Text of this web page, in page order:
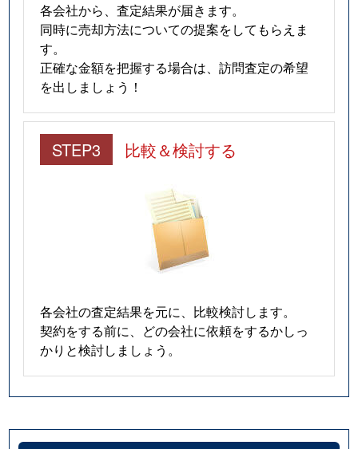
各会社から、査定結果が届きます。
同時に売却方法についての提案をしてもらえま
す。
正確な金額を把握する場合は、訪問査定の希望
を出しましょう！
STEP3 比較＆検討する
各会社の査定結果を元に、比較検討します。
契約をする前に、どの会社に依頼をするかしっ
かりと検討しましょう。